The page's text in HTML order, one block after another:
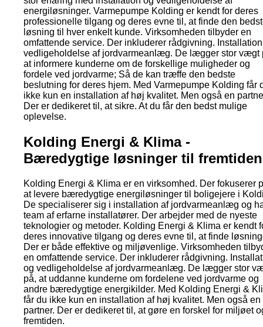
energiløsninger. Varmepumpe Kolding er kendt for deres
professionelle tilgang og deres evne til, at finde den
løsning til hver enkelt kunde. Virksomheden tilbyder en
omfattende service. Der inkluderer rådgivning.
vedligeholdelse af jordvarmeanlæg. De lægger stor vægt
at informere kunderne om de forskellige muligheder og
fordele ved jordvarme; Så de kan træffe den bedste
beslutning for deres hjem. Med Varmepumpe Kolding får
ikke kun en installation af høj kvalitet. Men også en
Der er dedikeret til, at sikre. At du får den bedst mulige
oplevelse.
Kolding Energi & Klima -
Bæredygtige løsninger til fremtiden
Kolding Energi & Klima er en virksomhed. Der fokuserer
at levere bæredygtige energiløsninger til boligejere i
De specialiserer sig i installation af jordvarmeanlæg og
team af erfarne installatører. Der arbejder med de nyeste
teknologier og metoder. Kolding Energi & Klima er kendt
deres innovative tilgang og deres evne til, at finde
Der er både effektive og miljøvenlige. Virksomheden
en omfattende service. Der inkluderer rådgivning.
og vedligeholdelse af jordvarmeanlæg. De lægger stor
på, at uddanne kunderne om fordelene ved jordvarme og
andre bæredygtige energikilder. Med Kolding Energi &
får du ikke kun en installation af høj kvalitet. Men også en
partner. Der er dedikeret til, at gøre en forskel for miljøet
fremtiden.